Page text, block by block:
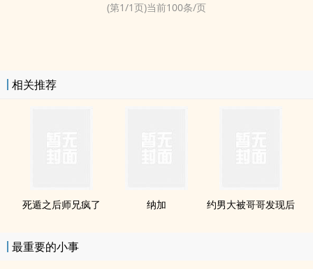
(第1/1页)当前100条/页
相关推荐
死遁之后师兄疯了 纳加 约男大被哥哥发现后
最重要的小事